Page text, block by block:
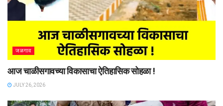
जळगाव
आज चाळीसगावच्या विकासाचा ऐतिहासिक सोहळा !
JULY 26, 2026